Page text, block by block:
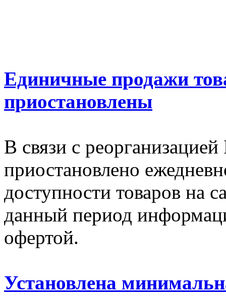
Единичные продажи
приостановлены
В связи с
приостановлено
доступности товаров на
данный период
офертой.
Установлена